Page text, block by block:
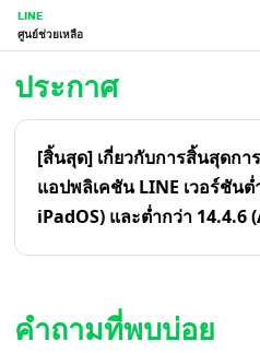
LINE
ศูนย์ช่วยเหลือ
ประกาศ
[สิ้นสุด] เกี่ยวกับการสิ้นสุดกา
แอปพลิเคชัน LINE เวอร์ชันต่
iPadOS) และต่ำกว่า 14.4.6
คำถามที่พบบ่อย